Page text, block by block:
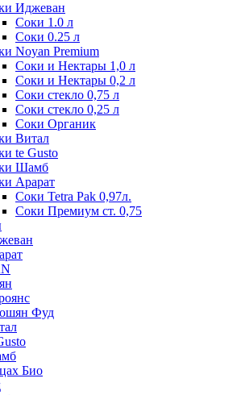
Иджеван
Соки 1.0 л
Соки 0.25 л
Noyan Premium
Соки и Нектары 1,0 л
Соки и Нектары 0,2 л
Соки стекло 0,75 л
Соки стекло 0,25 л
Соки Органик
Витал
te Gusto
Шамб
Арарат
Соки Tetra Pak 0,97л.
Соки Премиум ст. 0,75
Фуд
Био